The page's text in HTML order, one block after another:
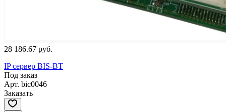
28 186.67 руб.
IP сервер BIS-BT
Под заказ
Арт. bic0046
Заказать